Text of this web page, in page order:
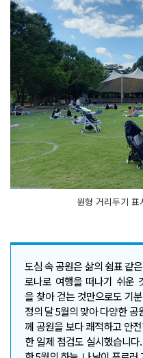
원형 거리두기
도심 속 공원은 삶의 쉼표 같
로나로 여행을 떠나기 쉬운
을 찾아 걷는 것만으로도 기
정의 달 5월의 맞아 다양한
께 공원을 보다 쾌적하고 안
한 일제 점검도 실시했습니